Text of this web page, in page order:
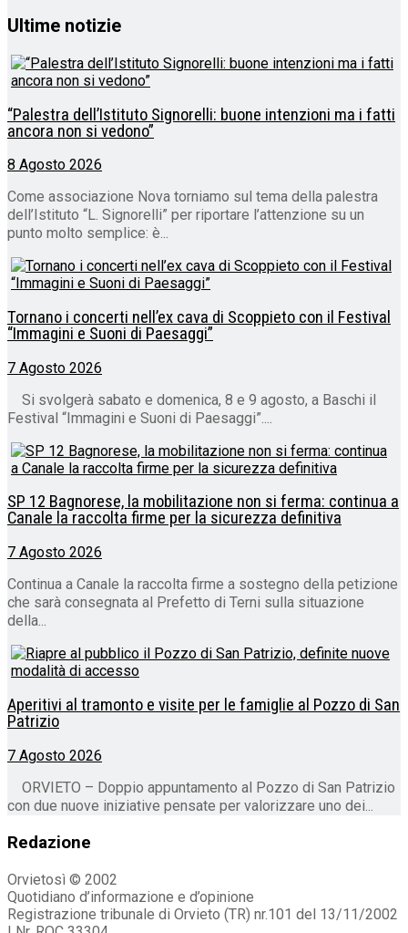
Ultime notizie
“Palestra dell’Istituto Signorelli: buone intenzioni ma i fatti
ancora non si vedono”
8 Agosto 2026
Come associazione Nova torniamo sul tema della palestra
dell’Istituto “L. Signorelli” per riportare l’attenzione su un
punto molto semplice: è...
Tornano i concerti nell’ex cava di Scoppieto con il Festival
“Immagini e Suoni di Paesaggi”
7 Agosto 2026
Si svolgerà sabato e domenica, 8 e 9 agosto, a Baschi il
Festival “Immagini e Suoni di Paesaggi”....
SP 12 Bagnorese, la mobilitazione non si ferma: continua a
Canale la raccolta firme per la sicurezza definitiva
7 Agosto 2026
Continua a Canale la raccolta firme a sostegno della petizione
che sarà consegnata al Prefetto di Terni sulla situazione
della...
Aperitivi al tramonto e visite per le famiglie al Pozzo di San
Patrizio
7 Agosto 2026
ORVIETO – Doppio appuntamento al Pozzo di San Patrizio
con due nuove iniziative pensate per valorizzare uno dei...
Redazione
Orvietosì © 2002
Quotidiano d’informazione e d’opinione
Registrazione tribunale di Orvieto (TR) nr.101 del 13/11/2002